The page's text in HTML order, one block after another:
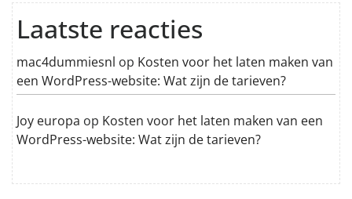
Laatste reacties
mac4dummiesnl op Kosten voor het laten maken van
een WordPress-website: Wat zijn de tarieven?
Joy europa op Kosten voor het laten maken van een
WordPress-website: Wat zijn de tarieven?